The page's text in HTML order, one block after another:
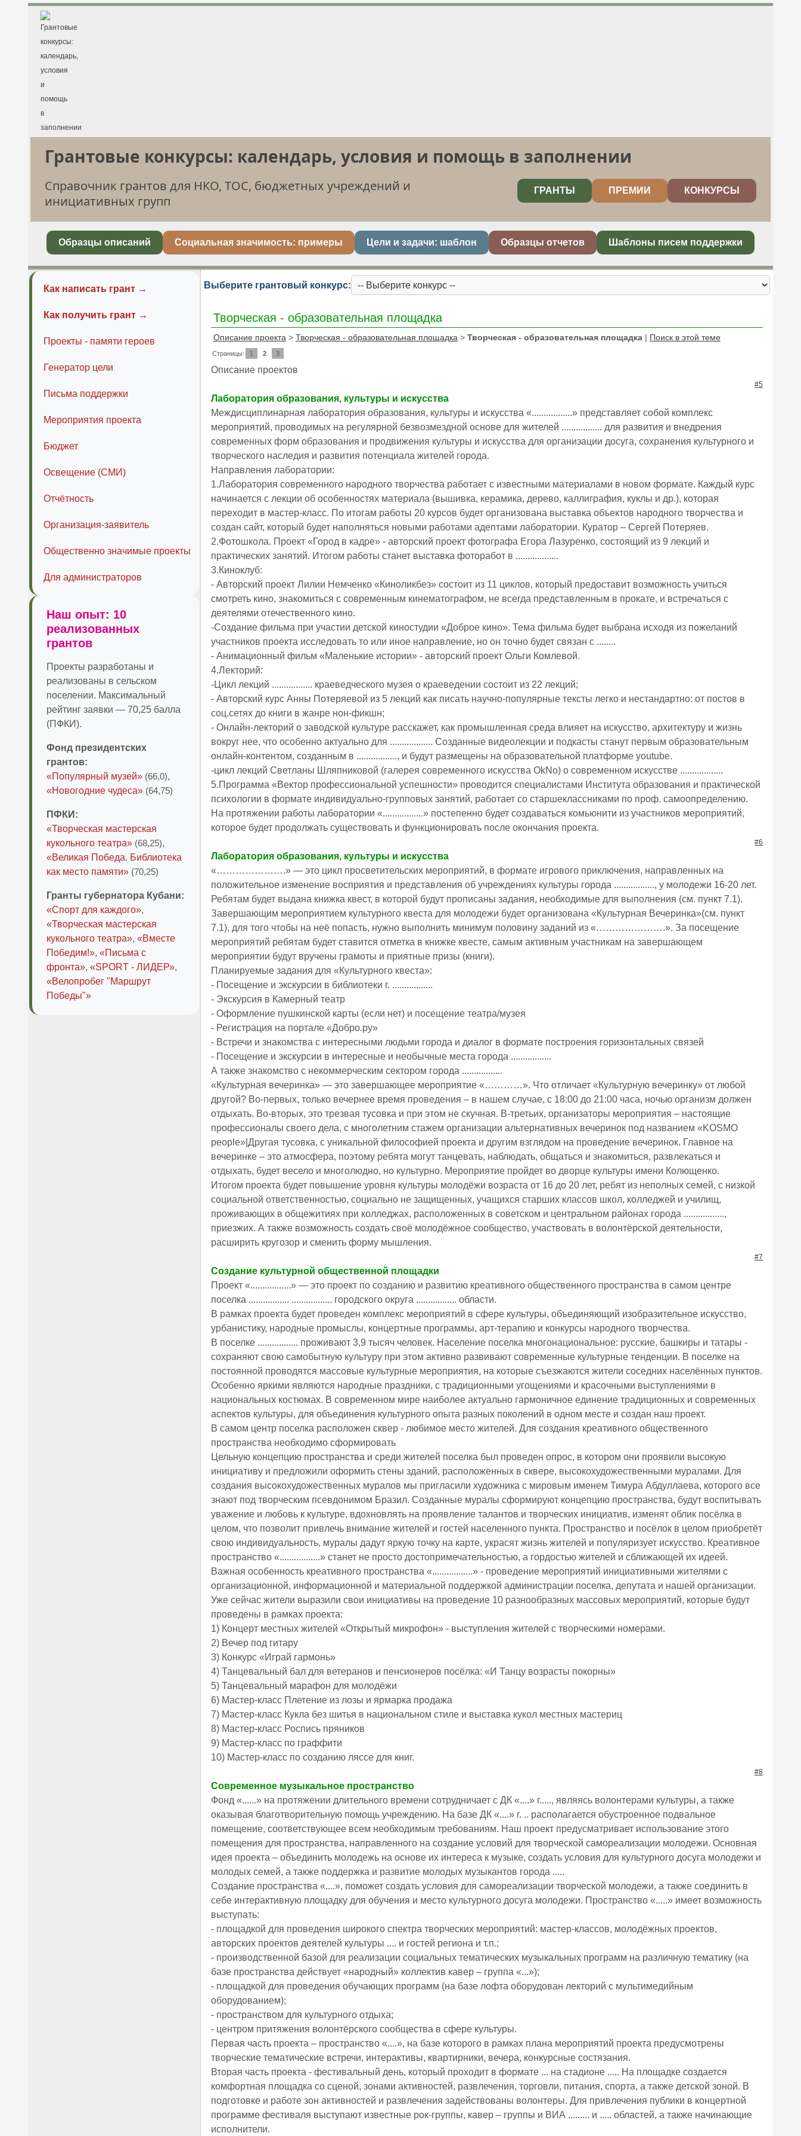
Грантовые конкурсы: календарь, условия и помощь в заполнении
Справочник грантов для НКО, ТОС, бюджетных учреждений и
инициативных групп
ГРАНТЫ ПРЕМИИ КОНКУРСЫ
Образцы описаний Социальная значимость: примеры Цели и задачи: шаблон Образцы отчетов Шаблоны писем поддержки
Как написать грант →
Как получить грант →
Проекты - памяти героев
Генератор цели
Письма поддержки
Мероприятия проекта
Бюджет
Освещение (СМИ)
Отчётность
Организация-заявитель
Общественно значимые проекты
Для администраторов
Наш опыт: 10
реализованных
грантов
Проекты разработаны и
реализованы в сельском
поселении. Максимальный
рейтинг заявки — 70,25 балла
(ПФКИ).
Фонд президентских
грантов:
«Популярный музей» (66,0),
«Новогодние чудеса» (64,75)
ПФКИ:
«Творческая мастерская
кукольного театра» (68,25),
«Великая Победа. Библиотека
как место памяти» (70,25)
Гранты губернатора Кубани:
«Спорт для каждого»,
«Творческая мастерская
кукольного театра», «Вместе
Победим!», «Письма с
фронта», «SPORT - ЛИДЕР»,
«Велопробег "Маршрут
Победы"»
Выберите грантовый конкурс:
Творческая - образовательная площадка
Описание проекта > Творческая - образовательная площадка > Творческая - образовательная площадка | Поиск в этой теме
Страницы: 1 2 3
Описание проектов
#5
Лаборатория образования, культуры и искусства
Междисциплинарная лаборатория образования, культуры и искусства «.................» представляет собой комплекс
мероприятий, проводимых на регулярной безвозмездной основе для жителей ................. для развития и внедрения
современных форм образования и продвижения культуры и искусства для организации досуга, сохранения культурного и
творческого наследия и развития потенциала жителей города.
Направления лаборатории:
1.Лаборатория современного народного творчества работает с известными материалами в новом формате. Каждый курс
начинается с лекции об особенностях материала (вышивка, керамика, дерево, каллиграфия, куклы и др.), которая
переходит в мастер-класс. По итогам работы 20 курсов будет организована выставка объектов народного творчества и
создан сайт, который будет наполняться новыми работами адептами лаборатории. Куратор – Сергей Потеряев.
2.Фотошкола. Проект «Город в кадре» - авторский проект фотографа Егора Лазуренко, состоящий из 9 лекций и
практических занятий. Итогом работы станет выставка фоторабот в ..................
3.Киноклуб:
- Авторский проект Лилии Немченко «Киноликбез» состоит из 11 циклов, который предоставит возможность учиться
смотреть кино, знакомиться с современным кинематографом, не всегда представленным в прокате, и встречаться с
деятелями отечественного кино.
-Создание фильма при участии детской киностудии «Доброе кино». Тема фильма будет выбрана исходя из пожеланий
участников проекта исследовать то или иное направление, но он точно будет связан с ........
- Анимационный фильм «Маленькие истории» - авторский проект Ольги Комлевой.
4.Лекторий:
-Цикл лекций ................. краеведческого музея о краеведении состоит из 22 лекций;
- Авторский курс Анны Потеряевой из 5 лекций как писать научно-популярные тексты легко и нестандартно: от постов в
соц.сетях до книги в жанре нон-фикшн;
- Онлайн-лекторий о заводской культуре расскажет, как промышленная среда влияет на искусство, архитектуру и жизнь
вокруг нее, что особенно актуально для .................. Созданные видеолекции и подкасты станут первым образовательным
онлайн-контентом, созданным в ................., и будут размещены на образовательной платформе youtube.
-цикл лекций Светланы Шляпниковой (галерея современного искусства OkNo) о современном искусстве ..................
5.Программа «Вектор профессиональной успешности» проводится специалистами Института образования и практической
психологии в формате индивидуально-групповых занятий, работает со старшеклассниками по проф. самоопределению.
На протяжении работы лаборатории «.................» постепенно будет создаваться комьюнити из участников мероприятий,
которое будет продолжать существовать и функционировать после окончания проекта.
#6
Лаборатория образования, культуры и искусства
«………………….» — это цикл просветительских мероприятий, в формате игрового приключения, направленных на
положительное изменение восприятия и представления об учреждениях культуры города ................., у молодежи 16-20 лет.
Ребятам будет выдана книжка квест, в которой будут прописаны задания, необходимые для выполнения (см. пункт 7.1).
Завершающим мероприятием культурного квеста для молодежи будет организована «Культурная Вечеринка»(см. пункт
7.1), для того чтобы на неё попасть, нужно выполнить минимум половину заданий из «………………….». За посещение
мероприятий ребятам будет ставится отметка в книжке квесте, самым активным участникам на завершающем
мероприятии будут вручены грамоты и приятные призы (книги).
Планируемые задания для «Культурного квеста»:
- Посещение и экскурсии в библиотеки г. .................
- Экскурсия в Камерный театр
- Оформление пушкинской карты (если нет) и посещение театра/музея
- Регистрация на портале «Добро.ру»
- Встречи и знакомства с интересными людьми города и диалог в формате построения горизонтальных связей
- Посещение и экскурсии в интересные и необычные места города .................
А также знакомство с некоммерческим сектором города .................
«Культурная вечеринка» — это завершающее мероприятие «…………». Что отличает «Культурную вечеринку» от любой
другой? Во-первых, только вечернее время проведения – в нашем случае, с 18:00 до 21:00 часа, ночью организм должен
отдыхать. Во-вторых, это трезвая тусовка и при этом не скучная. В-третьих, организаторы мероприятия – настоящие
профессионалы своего дела, с многолетним стажем организации альтернативных вечеринок под названием «KOSMO
people»|Другая тусовка, с уникальной философией проекта и другим взглядом на проведение вечеринок. Главное на
вечеринке – это атмосфера, поэтому ребята могут танцевать, наблюдать, общаться и знакомиться, развлекаться и
отдыхать, будет весело и многолюдно, но культурно. Мероприятие пройдет во дворце культуры имени Колющенко.
Итогом проекта будет повышение уровня культуры молодёжи возраста от 16 до 20 лет, ребят из неполных семей, с низкой
социальной ответственностью, социально не защищенных, учащихся старших классов школ, колледжей и училищ,
проживающих в общежитиях при колледжах, расположенных в советском и центральном районах города .................,
приезжих. А также возможность создать своё молодёжное сообщество, участвовать в волонтёрской деятельности,
расширить кругозор и сменить форму мышления.
#7
Создание культурной общественной площадки
Проект «.................» — это проект по созданию и развитию креативного общественного пространства в самом центре
поселка ................. ................. городского округа ................. области.
В рамках проекта будет проведен комплекс мероприятий в сфере культуры, объединяющий изобразительное искусство,
урбанистику, народные промыслы, концертные программы, арт-терапию и конкурсы народного творчества.
В поселке ................. проживают 3,9 тысяч человек. Население поселка многонациональное: русские, башкиры и татары -
сохраняют свою самобытную культуру при этом активно развивают современные культурные тенденции. В поселке на
постоянной проводятся массовые культурные мероприятия, на которые съезжаются жители соседних населённых пунктов.
Особенно яркими являются народные праздники, с традиционными угощениями и красочными выступлениями в
национальных костюмах. В современном мире наиболее актуально гармоничное единение традиционных и современных
аспектов культуры, для объединения культурного опыта разных поколений в одном месте и создан наш проект.
В самом центр поселка расположен сквер - любимое место жителей. Для создания креативного общественного
пространства необходимо сформировать
Цельную концепцию пространства и среди жителей поселка был проведен опрос, в котором они проявили высокую
инициативу и предложили оформить стены зданий, расположенных в сквере, высокохудожественными муралами. Для
создания высокохудожественных муралов мы пригласили художника с мировым именем Тимура Абдуллаева, которого все
знают под творческим псевдонимом Бразил. Созданные муралы сформируют концепцию пространства, будут воспитывать
уважение и любовь к культуре, вдохновлять на проявление талантов и творческих инициатив, изменят облик посёлка в
целом, что позволит привлечь внимание жителей и гостей населенного пункта. Пространство и посёлок в целом приобретёт
свою индивидуальность, муралы дадут яркую точку на карте, украсят жизнь жителей и популяризует искусство. Креативное
пространство «.................» станет не просто достопримечательностью, а гордостью жителей и сближающей их идеей.
Важная особенность креативного пространства «.................» - проведение мероприятий инициативными жителями с
организационной, информационной и материальной поддержкой администрации поселка, депутата и нашей организации.
Уже сейчас жители выразили свои инициативы на проведение 10 разнообразных массовых мероприятий, которые будут
проведены в рамках проекта:
1) Концерт местных жителей «Открытый микрофон» - выступления жителей с творческими номерами.
2) Вечер под гитару
3) Конкурс «Играй гармонь»
4) Танцевальный бал для ветеранов и пенсионеров посёлка: «И Танцу возрасты покорны»
5) Танцевальный марафон для молодёжи
6) Мастер-класс Плетение из лозы и ярмарка продажа
7) Мастер-класс Кукла без шитья в национальном стиле и выставка кукол местных мастериц
8) Мастер-класс Роспись пряников
9) Мастер-класс по граффити
10) Мастер-класс по созданию ляссе для книг.
#8
Современное музыкальное пространство
Фонд «......» на протяжении длительного времени сотрудничает с ДК «....» г....., являясь волонтерами культуры, а также
оказывая благотворительную помощь учреждению. На базе ДК «....» г. .. располагается обустроенное подвальное
помещение, соответствующее всем необходимым требованиям. Наш проект предусматривает использование этого
помещения для пространства, направленного на создание условий для творческой самореализации молодежи. Основная
идея проекта – объединить молодежь на основе их интереса к музыке, создать условия для культурного досуга молодежи и
молодых семей, а также поддержка и развитие молодых музыкантов города .....
Создание пространства «....», поможет создать условия для самореализации творческой молодежи, а также соединить в
себе интерактивную площадку для обучения и место культурного досуга молодежи. Пространство «.....» имеет возможность
выступать:
- площадкой для проведения широкого спектра творческих мероприятий: мастер-классов, молодёжных проектов,
авторских проектов деятелей культуры .... и гостей региона и т.п.;
- производственной базой для реализации социальных тематических музыкальных программ на различную тематику (на
базе пространства действует «народный» коллектив кавер – группа «...»);
- площадкой для проведения обучающих программ (на базе лофта оборудован лекторий с мультимедийным
оборудованием);
- пространством для культурного отдыха;
- центром притяжения волонтёрского сообщества в сфере культуры.
Первая часть проекта – пространство «....», на базе которого в рамках плана мероприятий проекта предусмотрены
творческие тематические встречи, интерактивы, квартирники, вечера, конкурсные состязания.
Вторая часть проекта - фестивальный день, который проходит в формате ... на стадионе ..... На площадке создается
комфортная площадка со сценой, зонами активностей, развлечения, торговли, питания, спорта, а также детской зоной. В
подготовке и работе зон активностей и развлечения задействованы волонтеры. Для привлечения публики в концертной
программе фестиваля выступают известные рок-группы, кавер – группы и ВИА ......... и ..... областей, а также начинающие
исполнители.